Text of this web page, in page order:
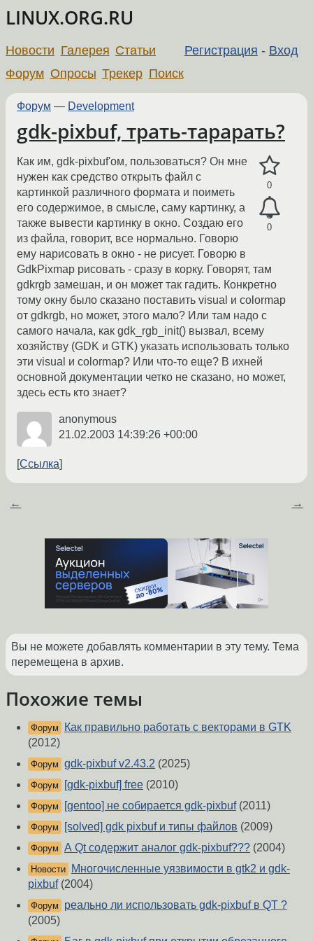
LINUX.ORG.RU
Регистрация - Вход
Новости Галерея Статьи
Форум Опросы Трекер Поиск
Форум — Development
gdk-pixbuf, трать-тарарать?
0
0
Как им, gdk-pixbuf'ом, пользоваться? Он мне
нужен как средство открыть файл с
картинкой различного формата и поиметь
его содержимое, в смысле, саму картинку, а
также вывести картинку в окно. Создаю его
из файла, говорит, все нормально. Говорю
ему нарисовать в окно - не рисует. Говорю в
GdkPixmap рисовать - сразу в корку. Говорят, там
gdkrgb замешан, и он может так гадить. Конкретно
тому окну было сказано поставить visual и colormap
от gdkrgb, но может, этого мало? Или там надо с
самого начала, как gdk_rgb_init() вызвал, всему
хозяйству (GDK и GTK) указать использовать только
эти visual и colormap? Или что-то еще? В ихней
основной документации четко не сказано, но может,
здесь есть кто знает?
anonymous
21.02.2003 14:39:26 +00:00
Ссылка
← →
Вы не можете добавлять комментарии в эту тему. Тема
перемещена в архив.
Похожие темы
Форум
Как правильно работать с векторами в GTK
(2012)
Форум gdk-pixbuf v2.43.2 (2025)
Форум [gdk-pixbuf] free (2010)
Форум [gentoo] не собирается gdk-pixbuf(2011)
Форум [solved] gdk pixbuf и типы файлов (2009)
Форум А Qt содержит аналог gdk-pixbuf??? (2004)
Новости
Многочисленные уязвимости в gtk2 и gdk-
pixbuf(2004)
Форум
реально ли использовать gdk-pixbuf в QT ?
(2005)